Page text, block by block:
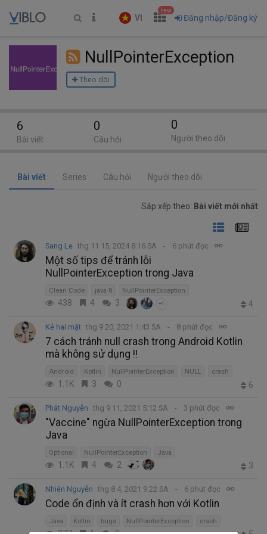
VI
new
Đăng nhập/Đăng ký
NullPointerException
Theo dõi
Bài viết Series Câu hỏi Người theo dõi
Sắp xếp theo: Bài viết mới nhất
Sang Le thg 11 15, 2024 8:16 SA 6 phút đọc
Một số tips để tránh lỗi
NullPointerException trong Java
Clean Code java 8 NullPointerException
438 4 3 +1 4
Kẻ hai mặt thg 9 20, 2021 1:43 SA 8 phút đọc
7 cách tránh null crash trong Android Kotlin
mà không sử dụng !!
Android Kotlin NullPointerException NULL crash
1.1K 3 0 6
Phát Nguyễn thg 9 11, 2021 5:12 SA 3 phút đọc
"Vaccine" ngừa NullPointerException trong
Java
Optional NullPointerException Java
1.1K 4 2 3
Nhiên Nguyễn thg 8 4, 2021 9:22 SA 6 phút đọc
Code ổn định và ít crash hơn với Kotlin
Java Kotlin bugs NullPointerException crash
6
Bài viết
0
Câu hỏi
0
Người theo dõi